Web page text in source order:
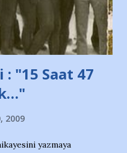
okuduğum bu
"15 Saat 47
2009
yazmaya